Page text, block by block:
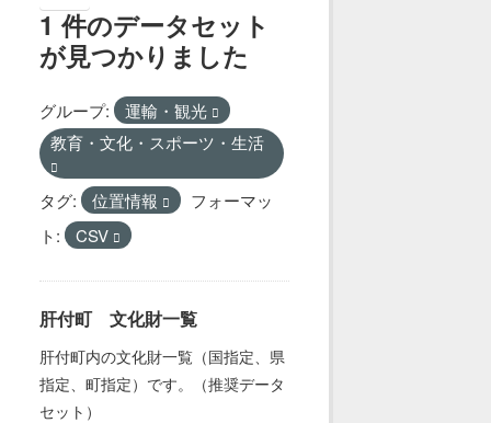
1 件のデータセット
が見つかりました
グループ:
運輸・観光
教育・文化・スポーツ・生活
タグ: 位置情報
フォーマッ
ト:
CSV
肝付町 文化財一覧
肝付町内の文化財一覧（国指定、県
指定、町指定）です。（推奨データ
セット）